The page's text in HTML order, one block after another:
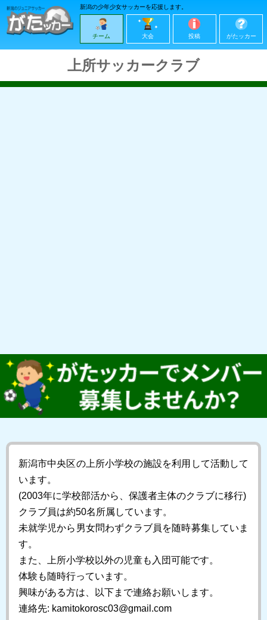
新潟の少年少女サッカーを応援します。
チーム 大会 投稿 がたッカー
上所サッカークラブ
新潟市中央区の上所小学校の施設を利用して活動して
います。
(2003年に学校部活から、保護者主体のクラブに移行)
クラブ員は約50名所属しています。
未就学児から男女問わずクラブ員を随時募集していま
す。
また、上所小学校以外の児童も入団可能です。
体験も随時行っています。
興味がある方は、以下まで連絡お願いします。
連絡先: kamitokorosc03@gmail.com